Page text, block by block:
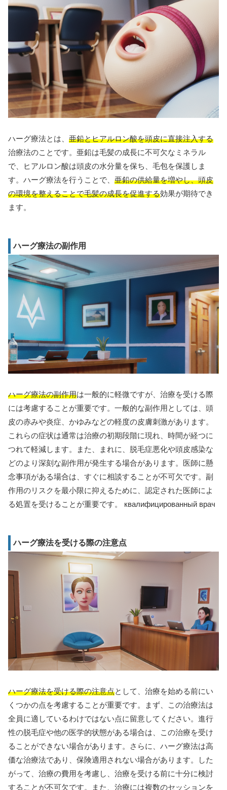
ハーグ療法とは、 亜鉛とヒアルロン酸を頭皮に直接注入する
治療法のことです。亜鉛は毛髪の成長に不可欠なミネラル
で、ヒアルロン酸は頭皮の水分量を保ち、毛包を保護しま
す。ハーグ療法を行うことで、 亜鉛の供給量を増やし、頭皮
の環境を整えることで毛髪の成長を促進する効果が期待でき
ます。
ハーグ療法の副作用
ハーグ療法の副作用は一般的に軽微ですが、治療を受ける際
には考慮することが重要です。一般的な副作用としては、頭
皮の赤みや炎症、かゆみなどの軽度の皮膚刺激があります。
これらの症状は通常は治療の初期段階に現れ、時間が経つに
つれて軽減します。また、まれに、脱毛症悪化や頭皮感染な
どのより深刻な副作用が発生する場合があります。医師に懸
念事項がある場合は、すぐに相談することが不可欠です。副
作用のリスクを最小限に抑えるために、認定された医師によ
る処置を受けることが重要です。 квалифицированный врач
ハーグ療法を受ける際の注意点
ハーグ療法を受ける際の注意点として、治療を始める前にい
くつかの点を考慮することが重要です。まず、この治療法は
全員に適しているわけではない点に留意してください。進行
性の脱毛症や他の医学的状態がある場合は、この治療を受け
ることができない場合があります。さらに、ハーグ療法は高
価な治療法であり、保険適用されない場合があります。した
がって、治療の費用を考慮し、治療を受ける前に十分に検討
することが不可欠です。また、治療には複数のセッションを